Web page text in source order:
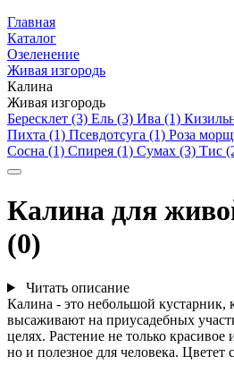
Главная
Каталог
Озеленение
Живая изгородь
Калина
Живая изгородь
Бересклет (3) Ель (3) Ива (1)
Пихта (1) Псевдотсуга (1) Роза
Сосна (1) Спирея (1) Сумах (3) Тис
Калина для
(0)
Читать описание
Калина - это небольшой кустарник,
высаживают на приусадебных
целях. Растение не только красивое
но и полезное для человека.